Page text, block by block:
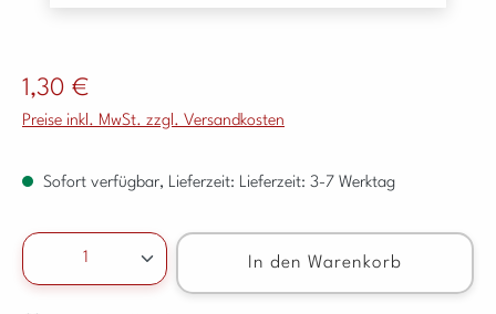
Regulärer Preis:
1,30 €
Preise inkl. MwSt. zzgl. Versandkosten
Sofort verfügbar, Lieferzeit: Lieferzeit: 3-7 Werktag
Produkt Anzahl: Gib den gewünschten Wert ein
In den Warenkorb